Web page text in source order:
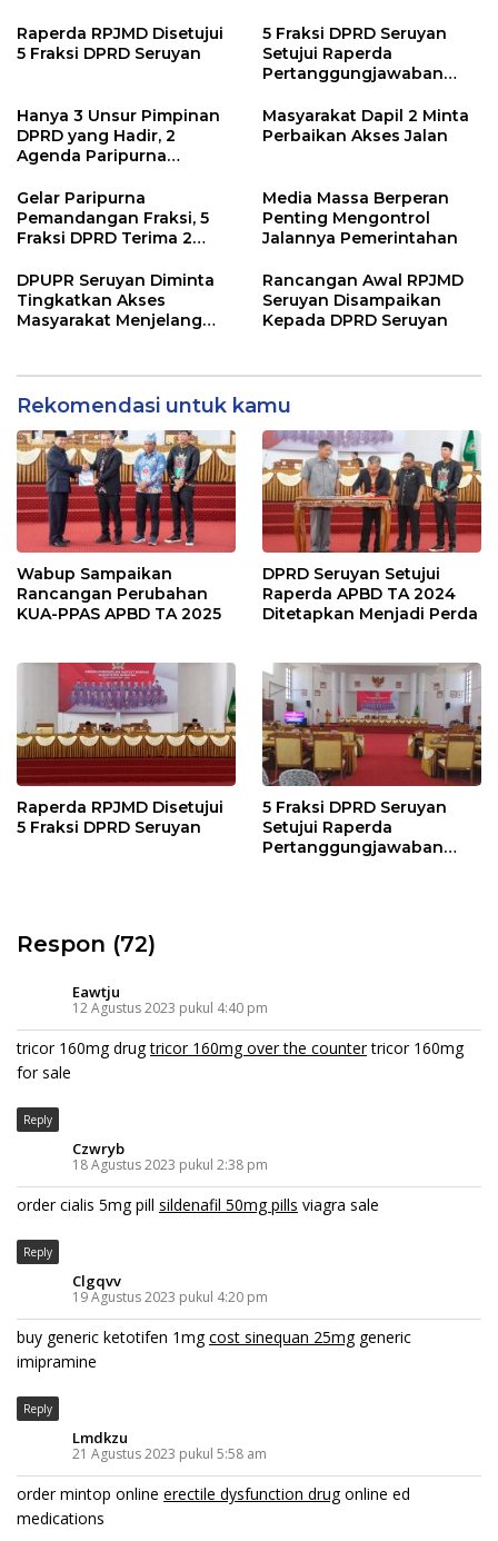
Raperda RPJMD Disetujui
5 Fraksi DPRD Seruyan
5 Fraksi DPRD Seruyan
Setujui Raperda
Pertanggungjawaban
2024
Hanya 3 Unsur Pimpinan
DPRD yang Hadir, 2
Agenda Paripurna
Masyarakat Dapil 2 Minta
Perbaikan Akses Jalan
Gelar Paripurna
Pemandangan Fraksi, 5
Fraksi DPRD Terima 2
Media Massa Berperan
Penting Mengontrol
Jalannya Pemerintahan
DPUPR Seruyan Diminta
Tingkatkan Akses
Masyarakat Menjelang
Rancangan Awal RPJMD
Seruyan Disampaikan
Kepada DPRD Seruyan
Rekomendasi untuk kamu
Wabup Sampaikan
Rancangan Perubahan
KUA-PPAS APBD TA 2025
DPRD Seruyan Setujui
Raperda APBD TA 2024
Ditetapkan Menjadi Perda
Raperda RPJMD Disetujui
5 Fraksi DPRD Seruyan
5 Fraksi DPRD Seruyan
Setujui Raperda
Pertanggungjawaban
Respon (72)
Eawtju
12 Agustus 2023 pukul 4:40 pm
tricor 160mg drugtricor 160mg over the countertricor 160mg
for sale
Reply
Czwryb
18 Agustus 2023 pukul 2:38 pm
order cialis 5mg pill sildenafil 50mg pills viagra sale
Reply
Clgqvv
19 Agustus 2023 pukul 4:20 pm
buy generic ketotifen 1mgcost sinequan 25mggeneric
imipramine
Reply
Lmdkzu
21 Agustus 2023 pukul 5:58 am
order mintop online erectile dysfunction drugonline ed
medications